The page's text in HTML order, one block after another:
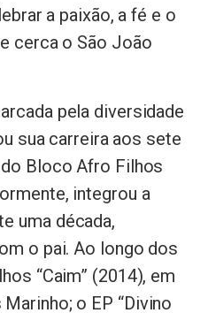
a paixão, a fé e o
cerca o São João
pela diversidade
sua carreira aos sete
Bloco Afro Filhos
integrou a
uma década,
o pai. Ao longo dos
“Caim” (2014), em
o EP “Divino